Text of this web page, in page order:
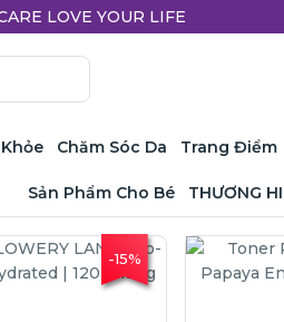
LOVE YOUR LIFE
Chăm Sóc Da Trang Điểm
Sản Phẩm Cho Bé THƯƠNG
-15%